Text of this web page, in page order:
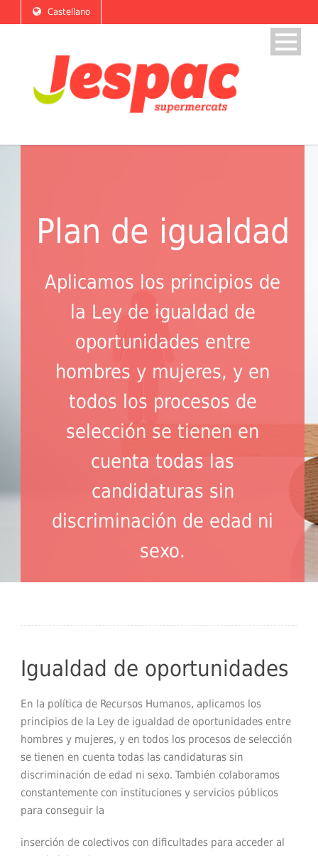
Castellano
Plan de igualdad
Aplicamos los principios de
la Ley de igualdad de
oportunidades entre
hombres y mujeres, y en
todos los procesos de
selección se tienen en
cuenta todas las
candidaturas sin
discriminación de edad ni
sexo.
Igualdad de oportunidades
En la política de Recursos Humanos, aplicamos los
principios de la Ley de igualdad de oportunidades entre
hombres y mujeres, y en todos los procesos de selección
se tienen en cuenta todas las candidaturas sin
discriminación de edad ni sexo. También colaboramos
constantemente con instituciones y servicios públicos
para conseguir la
inserción de colectivos con dificultades para acceder al